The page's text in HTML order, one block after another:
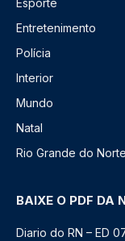
Esporte
Entretenimento
Polícia
Interior
Mundo
Natal
Rio Grande do Norte
BAIXE O PDF DA
Diario do RN – ED